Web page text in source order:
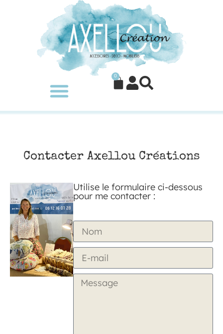
0
Contacter Axellou Créations
Utilise le formulaire ci-dessous
pour me contacter :